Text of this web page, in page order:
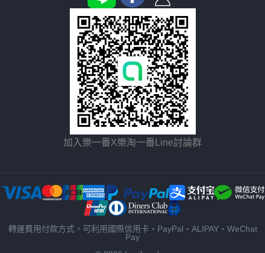
加入樂一番X樂淘一番Line討論群
轉運費用付款方式，可利用國際信用卡・PayPal・ALIPAY・WeChat
Pay